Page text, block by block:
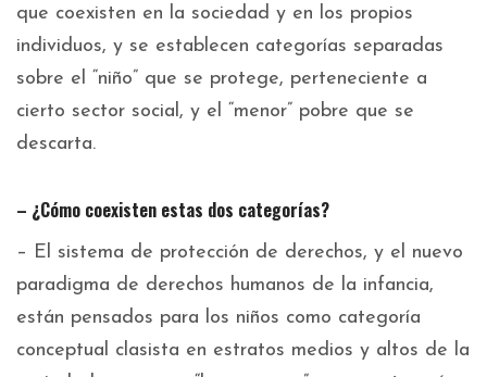
que coexisten en la sociedad y en los propios
individuos, y se establecen categorías separadas
sobre el “niño” que se protege, perteneciente a
cierto sector social, y el “menor” pobre que se
descarta.
– ¿Cómo coexisten estas dos categorías?
– El sistema de protección de derechos, y el nuevo
paradigma de derechos humanos de la infancia,
están pensados para los niños como categoría
conceptual clasista en estratos medios y altos de la